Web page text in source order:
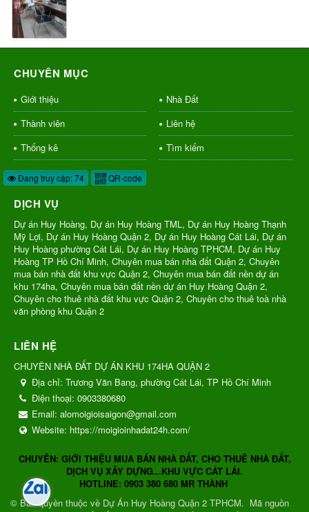
CHUYÊN MỤC
Giới thiệu
Nhà Đất
Thành viên
Liên hệ
Thống kê
Tìm kiếm
Đang truy cập: 74 QR-code
DỊCH VỤ
Dự án Huy Hoàng, Dự án Huy Hoàng TML, Dự án Huy Hoàng Thạnh
Mỹ Lợi, Dự án Huy Hoàng Quận 2, Dự án Huy Hoàng Cát Lái, Dự án
Huy Hoàng phường Cát Lái, Dự án Huy Hoàng TPHCM, Dự án Huy
Hoàng TP Hồ Chí Minh, Chuyên mua bán nhà đất Quận 2, Chuyên
mua bán nhà đất khu vực Quận 2, Chuyên mua bán đất nền dự án
khu 174ha, Chuyên mua bán đất nền dự án Huy Hoàng Quận 2,
Chuyên cho thuê nhà đất khu vực Quận 2, Chuyên cho thuê toà nhà
văn phòng khu Quận 2
LIÊN HỆ
CHUYÊN NHÀ ĐẤT DỰ ÁN KHU 174HA QUẬN 2
Địa chỉ: Trương Văn Bang, phường Cát Lái, TP Hồ Chí Minh
Điện thoại: 0903380680
Email: alomoigioisaigon@gmail.com
Website: https://moigioinhadat24h.com/
CHUYÊN: GIỚI THIỆU MUA BÁN NHÀ ĐẤT, CHO THUÊ NHÀ ĐẤT,
DỊCH VỤ XÂY DỰNG...KHU VỰC CÁT LÁI.
HOTLINE: 0903 380 680 MR THÀNH
© Bản quyền thuộc về Dự Án Huy Hoàng Quận 2 TPHCM. Mã nguồn